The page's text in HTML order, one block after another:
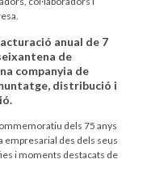
anual de 7
de
companyia de
distribució i
dels 75 anys
empresarial des dels seus
i moments destacats de